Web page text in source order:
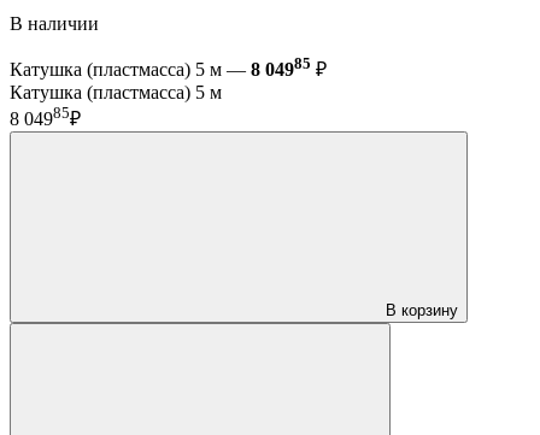
В наличии
Катушка (пластмасса) 5 м — 8 04985 ₽
Катушка (пластмасса) 5 м
8 04985₽
В корзину